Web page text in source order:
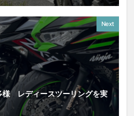
Next
様 レディースツーリングを実